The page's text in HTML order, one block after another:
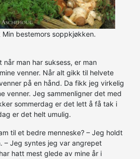
Min bestemors soppkjøkken.
man har suksess, er man
venner. Når alt gikk til helvete
på en hånd. Da fikk jeg virkelig
venner. Jeg sammenligner det med
sommerdag er det lett å få tak i
er det helt umulig.
til et bedre menneske? – Jeg holdt
– Jeg syntes jeg var angrepet
hatt mest glede av mine år i